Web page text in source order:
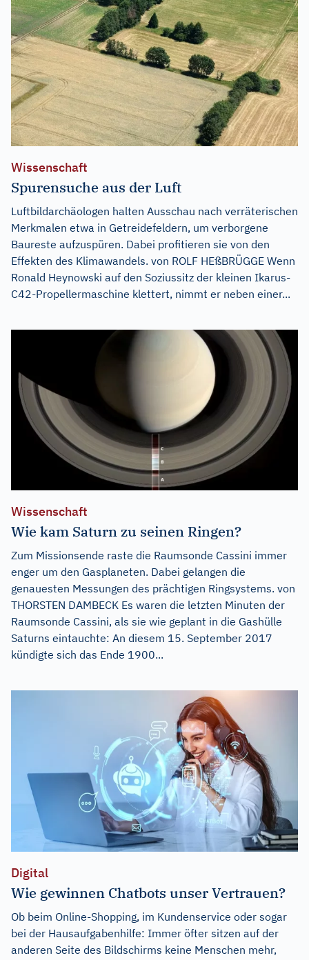
Wissenschaft
Spurensuche aus der Luft
Luftbildarchäologen halten Ausschau nach verräterischen
Merkmalen etwa in Getreidefeldern, um verborgene
Baureste aufzuspüren. Dabei profitieren sie von den
Effekten des Klimawandels. von ROLF HEßBRÜGGE Wenn
Ronald Heynowski auf den Soziussitz der kleinen Ikarus-
C42-Propellermaschine klettert, nimmt er neben einer...
Wissenschaft
Wie kam Saturn zu seinen Ringen?
Zum Missionsende raste die Raumsonde Cassini immer
enger um den Gasplaneten. Dabei gelangen die
genauesten Messungen des prächtigen Ringsystems. von
THORSTEN DAMBECK Es waren die letzten Minuten der
Raumsonde Cassini, als sie wie geplant in die Gashülle
Saturns eintauchte: An diesem 15. September 2017
kündigte sich das Ende 1900...
Digital
Wie gewinnen Chatbots unser Vertrauen?
Ob beim Online-Shopping, im Kundenservice oder sogar
bei der Hausaufgabenhilfe: Immer öfter sitzen auf der
anderen Seite des Bildschirms keine Menschen mehr,